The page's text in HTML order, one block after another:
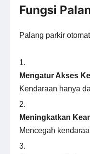
Fungsi
Palang parkir
Mengatur Akses
Kendaraan hanya
Meningkatkan
Mencegah